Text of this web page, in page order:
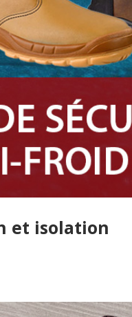
et isolation